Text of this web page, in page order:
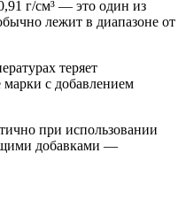
г/см³ — это один из
лежит в диапазоне от
теряет
с добавлением
при использовании
добавками —